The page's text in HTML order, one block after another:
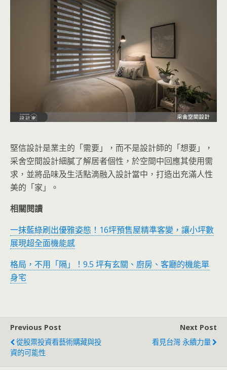
堅信設計是業主的「需要」，而不是設計師的「想要」，
采舍空間設計細膩了解居者個性，於空間中回應其使用需
求，並將品味及生活點滴融入設計當中，打造出充滿人性
美的「家」。
相關閱讀
一抹藍綠刷出優雅姿態！16坪預售屋精準客變，讓小坪數
展現超全面機能感
格局，不用「隔」！9.5 坪有玄關、廚房、客廳的機能單
身宅
Previous Post
從股票投資看藝術購藏與投
資的可能性
Next Post
看見台灣 永續力量